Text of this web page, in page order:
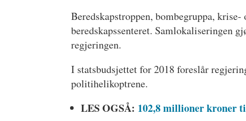
Beredskapstroppen, bombegruppa,
beredskapssenteret. Samlokaliseringen
regjeringen.
I statsbudsjettet for 2018 foreslår
politihelikoptrene.
LES OGSÅ: 102,8 millioner kroner